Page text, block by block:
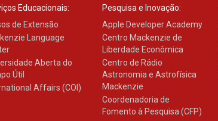
Educacionais:
de Extensão
Language
Aberta do
Útil
Affairs (COI)
Pesquisa e Inovação:
Apple Developer Academy
Centro Mackenzie de
Liberdade Econômica
Centro de Rádio
Astronomia e Astrofísica
Mackenzie
Coordenadoria de
Fomento à Pesquisa (CFP)